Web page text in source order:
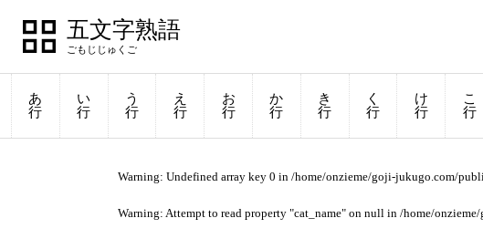
五文字熟語
あ
行
い
行
う
行
え
行
お
行
か
行
き
行
く
行
け
行
こ
行
Warning: Undefined array key 0 in /home/onzieme/goji-jukugo.com/
Warning: Attempt to read property "cat_name" on null in /home/